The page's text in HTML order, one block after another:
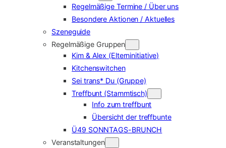
Regelmäßige Termine / Über uns
Besondere Aktionen / Aktuelles
Szeneguide
Regelmäßige Gruppen
Kim & Alex (Elterninitiative)
Kitchenswitchen
Sei trans* Du (Gruppe)
Treffbunt (Stammtisch)
Info zum treffbunt
Übersicht der treffbunte
Ü49 SONNTAGS-BRUNCH
Veranstaltungen